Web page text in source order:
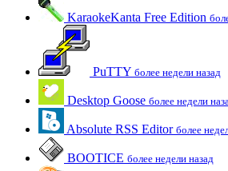
KaraokeKanta Free Edition
PuTTY более недели назад
Desktop Goose более недели
Absolute RSS Editor более
BOOTICE более недели назад